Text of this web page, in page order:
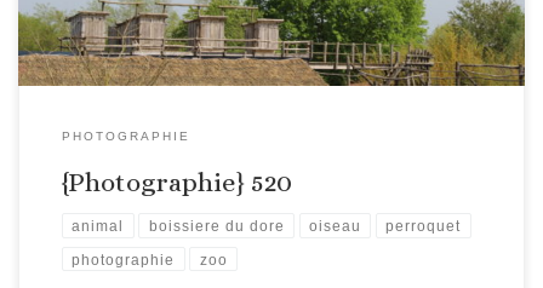
PHOTOGRAPHIE
{Photographie} 520
animal boissiere du dore oiseau perroquet
photographie zoo